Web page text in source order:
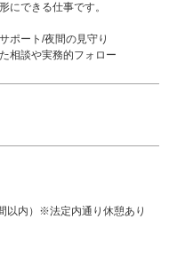
にできる仕事です。
ポート/夜間の見守り
相談や実務的フォロー
以内）※法定内通り休憩あり